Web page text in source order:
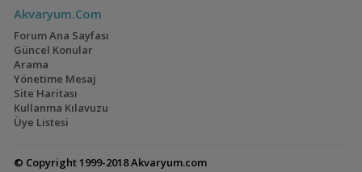
Mavi Melek Karides
Cyrtocara Moorii
Akvaryum.Com
Forum Ana Sayfası
Güncel Konular
Arama
Yönetime Mesaj
Site Haritası
Kullanma Kılavuzu
Üye Listesi
© Copyright 1999-2018 Akvaryum.com